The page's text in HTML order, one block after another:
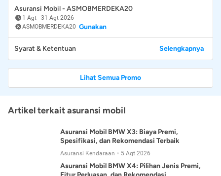
Asuransi Mobil - ASMOBMERDEKA20
1 Agt - 31 Agt 2026
ASMOBMERDEKA20 Gunakan
Syarat & Ketentuan Selengkapnya
Lihat Semua Promo
Artikel terkait asuransi mobil
Asuransi Mobil BMW X3: Biaya Premi,
Spesifikasi, dan Rekomendasi Terbaik
Asuransi Kendaraan 5 Agt 2026
Asuransi Mobil BMW X4: Pilihan Jenis Premi,